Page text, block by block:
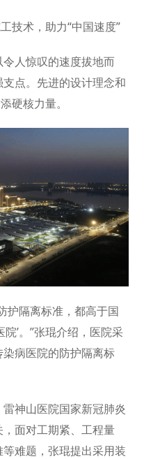
术，助力“中国速度”
人惊叹的速度拔地而
点。先进的设计理念和
硬核力量。
隔离标准，都高于国
’。”张琨介绍，医院采
病医院的防护隔离标
神山医院国家新冠肺炎
面对工期紧、工程量
难题，张琨提出采用装